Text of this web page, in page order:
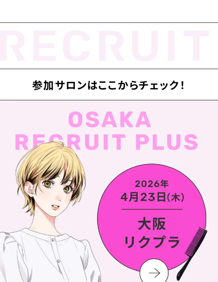
参加サロンはここからチェック！